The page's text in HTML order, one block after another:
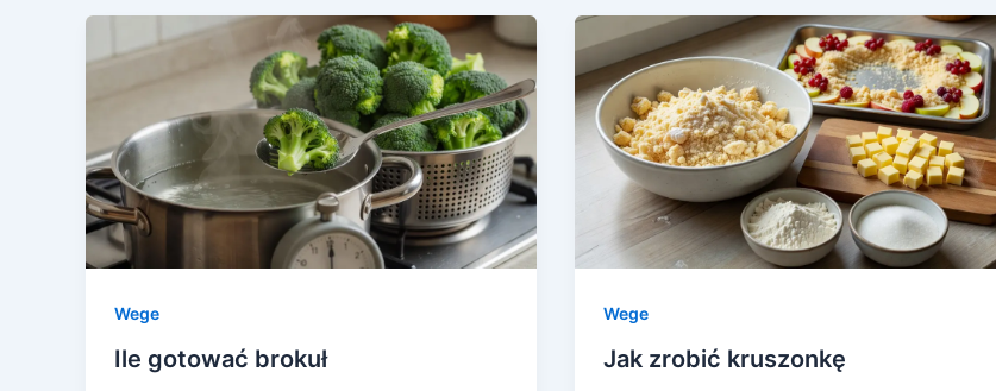
Wege
Ile gotować brokuł
Wege
Jak zrobić kruszonkę